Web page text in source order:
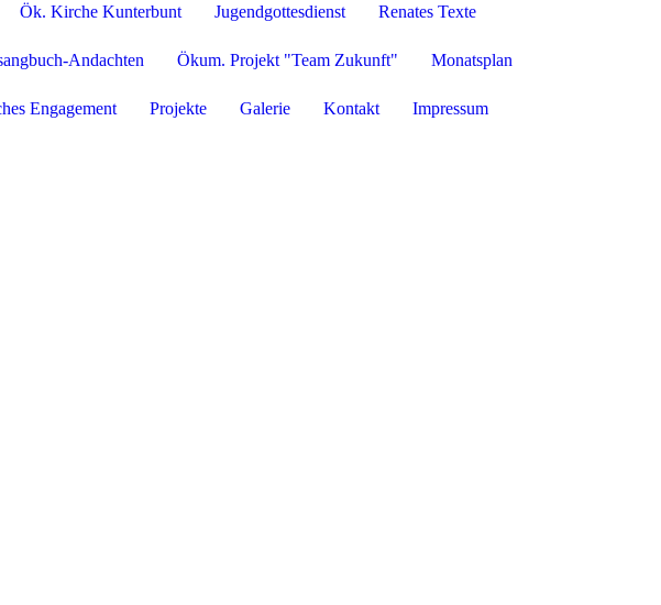
Ök. Kirche Kunterbunt Jugendgottesdienst Renates Texte
Andachten Ökum. Projekt "Team Zukunft" Monatsplan
Engagement Projekte Galerie Kontakt Impressum